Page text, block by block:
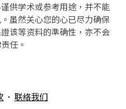
供学术或参考用途，并不能
虽然关心您的心已尽力确保
该等资料的準确性，亦不会
任。
联络我们